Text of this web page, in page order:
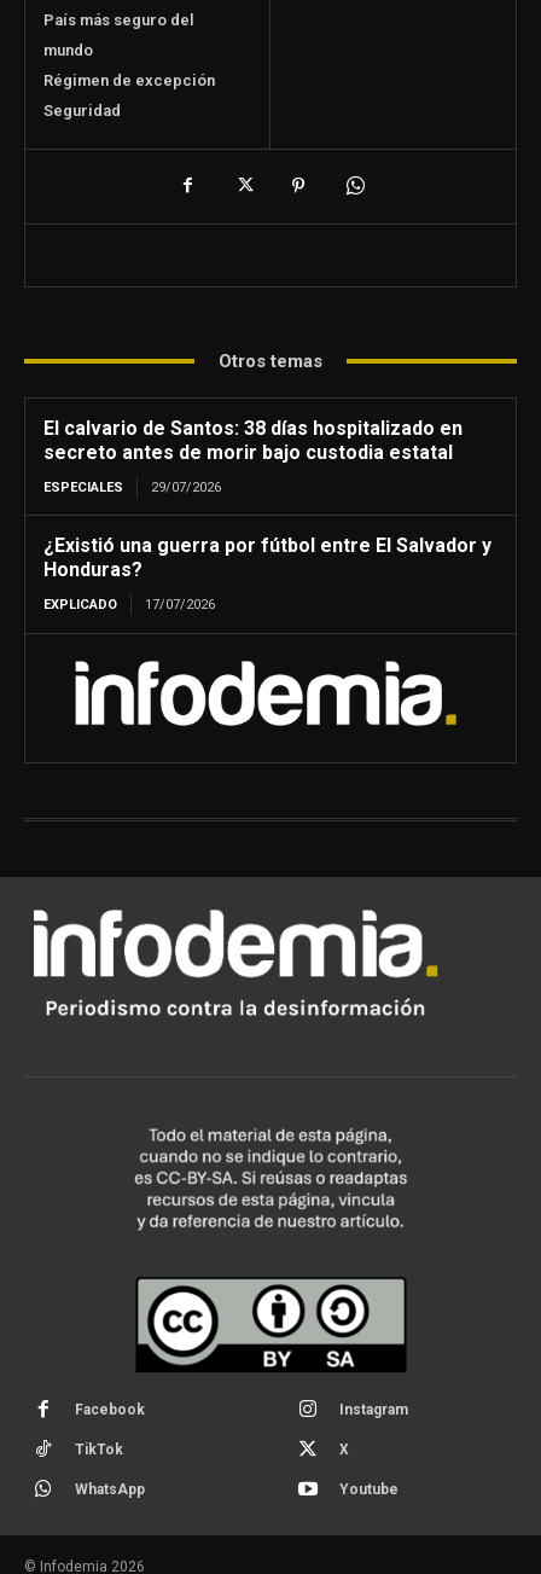
País más seguro del
mundo
Régimen de excepción
Seguridad
Otros temas
El calvario de Santos: 38 días hospitalizado en
secreto antes de morir bajo custodia estatal
ESPECIALES 29/07/2026
¿Existió una guerra por fútbol entre El Salvador y
Honduras?
EXPLICADO 17/07/2026
Facebook Instagram
TikTok X
WhatsApp Youtube
© Infodemia 2026